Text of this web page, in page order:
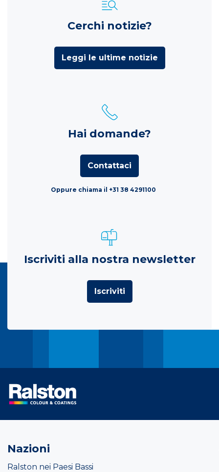
Cerchi notizie?
Leggi le ultime notizie
Hai domande?
Contattaci
Oppure chiama il +31 38 4291100
Iscriviti alla nostra newsletter
Iscriviti
Nazioni
Ralston nei Paesi Bassi